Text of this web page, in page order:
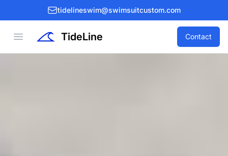
tidelineswim@swimsuitcustom.com
Open menu TideLine Contact